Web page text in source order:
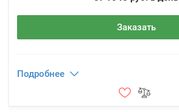
Заказать
Подробнее